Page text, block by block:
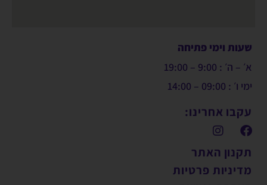
שעות וימי פתיחה
א׳ – ה׳ : 9:00 – 19:00
ימי ו׳ : 09:00 – 14:00
עקבו אחרינו:
תקנון האתר
מדיניות פרטיות